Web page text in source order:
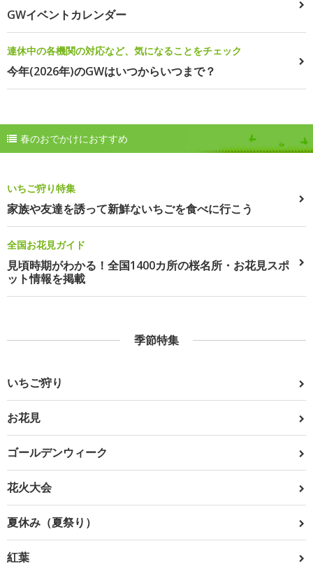
GWイベントカレンダー
連休中の各機関の対応など、気になることをチェック
今年(2026年)のGWはいつからいつまで？
春のおでかけにおすすめ
いちご狩り特集
家族や友達を誘って新鮮ないちごを食べに行こう
全国お花見ガイド
見頃時期がわかる！全国1400カ所の桜名所・お花見スポ
ット情報を掲載
季節特集
いちご狩り
お花見
ゴールデンウィーク
花火大会
夏休み（夏祭り）
紅葉